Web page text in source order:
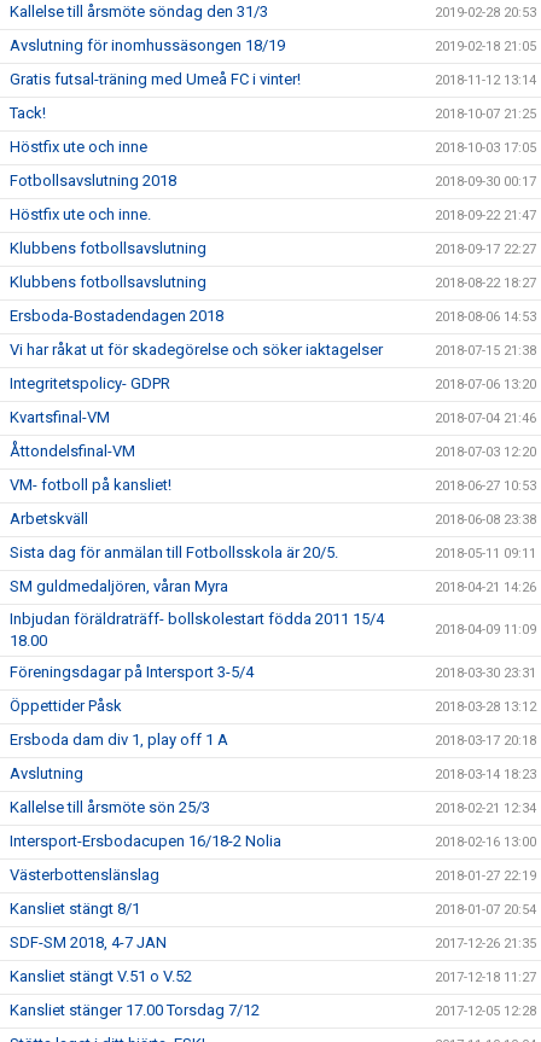
Kallelse till årsmöte söndag den 31/3 2019-02-28 20:53
Avslutning för inomhussäsongen 18/19 2019-02-18 21:05
Gratis futsal-träning med Umeå FC i vinter! 2018-11-12 13:14
Tack! 2018-10-07 21:25
Höstfix ute och inne 2018-10-03 17:05
Fotbollsavslutning 2018 2018-09-30 00:17
Höstfix ute och inne. 2018-09-22 21:47
Klubbens fotbollsavslutning 2018-09-17 22:27
Klubbens fotbollsavslutning 2018-08-22 18:27
Ersboda-Bostadendagen 2018 2018-08-06 14:53
Vi har råkat ut för skadegörelse och söker iaktagelser 2018-07-15 21:38
Integritetspolicy- GDPR 2018-07-06 13:20
Kvartsfinal-VM 2018-07-04 21:46
Åttondelsfinal-VM 2018-07-03 12:20
VM- fotboll på kansliet! 2018-06-27 10:53
Arbetskväll 2018-06-08 23:38
Sista dag för anmälan till Fotbollsskola är 20/5. 2018-05-11 09:11
SM guldmedaljören, våran Myra 2018-04-21 14:26
Inbjudan föräldraträff- bollskolestart födda 2011 15/4
18.00
2018-04-09 11:09
Föreningsdagar på Intersport 3-5/4 2018-03-30 23:31
Öppettider Påsk 2018-03-28 13:12
Ersboda dam div 1, play off 1 A 2018-03-17 20:18
Avslutning 2018-03-14 18:23
Kallelse till årsmöte sön 25/3 2018-02-21 12:34
Intersport-Ersbodacupen 16/18-2 Nolia 2018-02-16 13:00
Västerbottenslänslag 2018-01-27 22:19
Kansliet stängt 8/1 2018-01-07 20:54
SDF-SM 2018, 4-7 JAN 2017-12-26 21:35
Kansliet stängt V.51 o V.52 2017-12-18 11:27
Kansliet stänger 17.00 Torsdag 7/12 2017-12-05 12:28